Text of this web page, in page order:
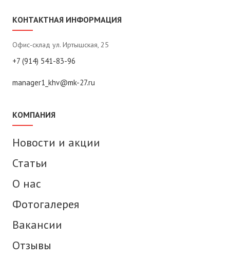
КОНТАКТНАЯ ИНФОРМАЦИЯ
Офис-склад ул. Иртышская, 25
+7 (914) 541-83-96
manager1_khv@mk-27.ru
КОМПАНИЯ
Новости и акции
Статьи
О нас
Фотогалерея
Вакансии
Отзывы